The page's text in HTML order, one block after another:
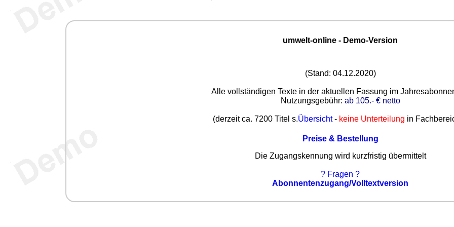
umwelt-online - Demo-Version
(Stand: 04.12.2020)
Alle vollständigen Texte in der aktuellen Fassung im
Nutzungsgebühr: ab 105.- € netto
(derzeit ca. 7200 Titel s.Übersicht- keine Unterteilung in
Preise & Bestellung
Die Zugangskennung wird kurzfristig übermittelt
? Fragen ?
Abonnentenzugang/Volltextversion